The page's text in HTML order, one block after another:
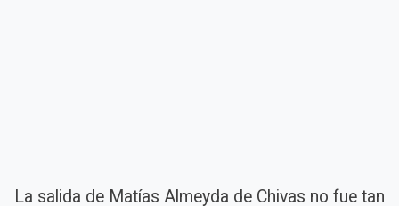
La salida de Matías Almeyda de Chivas no fue tan